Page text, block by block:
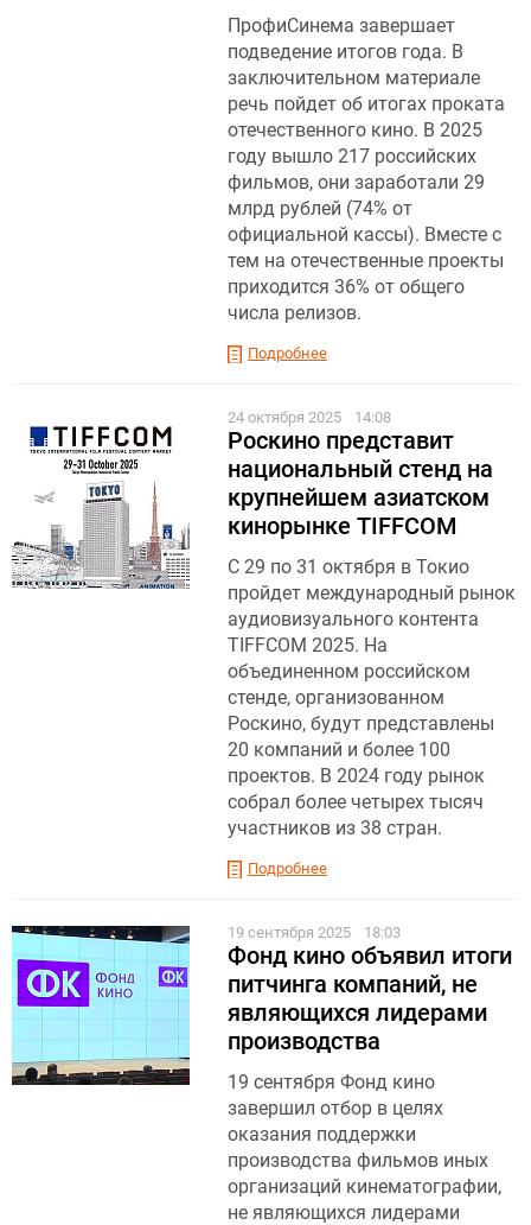
ПрофиСинема завершает
подведение итогов года. В
заключительном материале
речь пойдет об итогах проката
отечественного кино. В 2025
году вышло 217 российских
фильмов, они заработали 29
млрд рублей (74% от
официальной кассы). Вместе с
тем на отечественные проекты
приходится 36% от общего
числа релизов.
Подробнее
24 октября 2025 14:08
Роскино представит
национальный стенд на
крупнейшем азиатском
кинорынке TIFFCOM
С 29 по 31 октября в Токио
пройдет международный рынок
аудиовизуального контента
TIFFCOM 2025. На
объединенном российском
стенде, организованном
Роскино, будут представлены
20 компаний и более 100
проектов. В 2024 году рынок
собрал более четырех тысяч
участников из 38 стран.
Подробнее
19 сентября 2025 18:03
Фонд кино объявил итоги
питчинга компаний, не
являющихся лидерами
производства
19 сентября Фонд кино
завершил отбор в целях
оказания поддержки
производства фильмов иных
организаций кинематографии,
не являющихся лидерами